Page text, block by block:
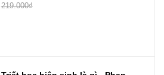
219.000₫